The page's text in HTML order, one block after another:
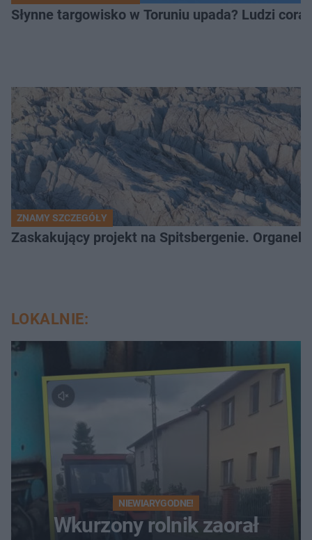
Słynne targowisko w Toruniu upada? Ludzi
ZNAMY SZCZEGÓŁY
Zaskakujący projekt na Spitsbergenie.
LOKALNIE:
NIEWIARYGODNE!
Wkurzony rolnik zaorał